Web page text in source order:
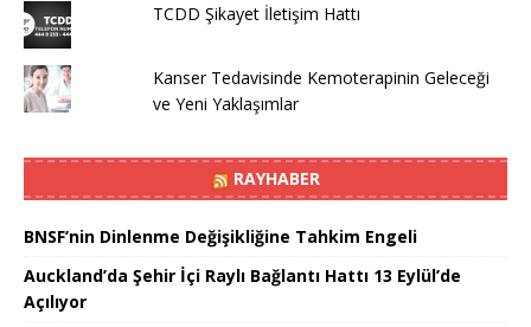
TCDD Şikayet İletişim Hattı
Kanser Tedavisinde Kemoterapinin Geleceği
ve Yeni Yaklaşımlar
RAYHABER
BNSF’nin Dinlenme Değişikliğine Tahkim Engeli
Auckland’da Şehir İçi Raylı Bağlantı Hattı 13 Eylül’de
Açılıyor